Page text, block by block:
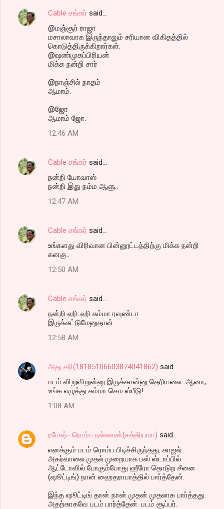
Cable சங்கர் said…
@மஞ்சூர் ராஜா
மசாலாவாக இருந்தாலும் சரியான விகிதத்தில்
கொடுத்திருக்கிறார்கள்.
@ஷண்முகப்பிரியன்
மிக்க நன்றி சார்
@நாஞ்சில் நாதம்
ஆமாம்.
@ஜோ
ஆமாம் ஜோ.
12:46 AM
Cable சங்கர் said…
நன்றி யோவாஸ்
நன்றி இது நம்ம ஆளு..
12:47 AM
Cable சங்கர் said…
உங்களது விரிவான பின்னூட்டத்திற்கு மிக்க நன்றி
கனகு..
12:50 AM
Cable சங்கர் said…
நன்றி ஹி..ஹி சும்மா ரவுண்டா
இருக்கட்டுமேனுதான்.
12:58 AM
அது சரி(18185106603874041862) said…
படம் விறுவிறுன்னு இருக்கான்னு தெரியலை...ஆனா,
உங்க எழுத்து சும்மா செம ஸ்பீடு!
1:08 AM
ரமேஷ்- ரொம்ப நல்லவன்(சத்தியமா) said…
எனக்கும் படம் ரொம்ப பிடிச்சிருந்தது. காஜல்
அகர்வாலை முதல் முறையாக பஸ் ஸ்டாப்பில்
ஆட்டோவில் போகும்போது ஹீரோ தொடுற சீனை
(ஷூட்டிங்) நான் ஹைதராபாத்தில் பார்த்தேன்.
இந்த ஷூட்டிங் தான் நான் முதன் முதலாக பார்த்தது.
அதற்காகவே படம் பார்த்தேன். படம் சூப்பர்.